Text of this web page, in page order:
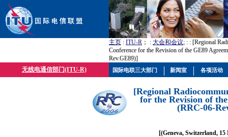
主页 : ITU-R ； : 大会和会议; : : [Regional
Conference for the Revision of the GE89
Rev.GE89)]
无线电通信部门(ITU-R)
[Regional
for the Revision of
(RRC-06-
[(Geneva, Switzerland, 15
国际电联三大部门 新闻室 各项活动